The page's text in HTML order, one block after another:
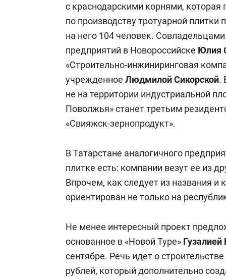
с краснодарскими корнями, которая
по производству тротуарной плитки
на него 104 человек.
предприятий в Новороссийске Юлия
«Строительно-инжиниринговая
учрежденное Людмилой Сикорской.
не на территории индустриальной
Поволжья» станет третьим
«Свияжск-зернопродукт».
В Татарстане аналогичного
плитке есть: компании везут ее из
Впрочем, как следует из названия
ориентирован не только на
Не менее интересный проект
основанное в «Новой Туре»
сентябре. Речь идет о
рублей, который дополнительно